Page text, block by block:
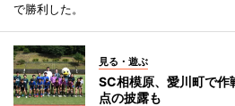
で勝利した。
見る・遊ぶ
SC相模原、愛川町で
点の披露も